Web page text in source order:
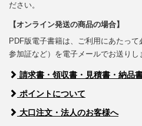
ださい。
【オンライン発送の商品の場合】
PDF版電子書籍は、ご利用にあたって
参加証など）を電子メールでお送りし
請求書・領収書・見積書・納品
ポイントについて
大口注文・法人のお客様へ